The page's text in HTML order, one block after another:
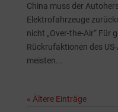
China muss der
Elektrofahrzeuge
nicht „Over-the-Air“ Für
Rückrufaktionen des
meisten...
« Ältere Einträge